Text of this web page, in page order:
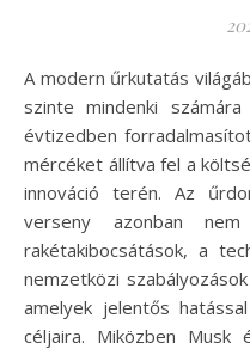
A modern űrkutatás világában Elon Musk és a SpaceX neve
szinte mindenki
évtizedben
mércéket állítva fel a
innováció terén. Az
verseny azonban
rakétakibocsátások, a
nemzetközi
amelyek jelentős
céljaira. Miközben Musk